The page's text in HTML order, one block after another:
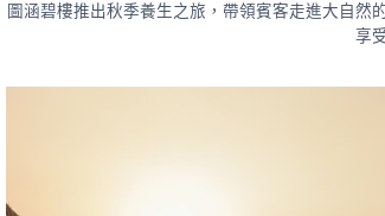
圖涵碧樓推出秋季養生之旅，帶領賓客走進大自然
享